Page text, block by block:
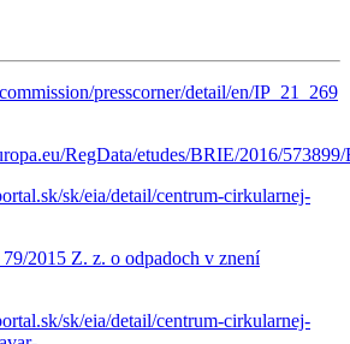
presscorner/detail/en/IP_21_269
RegData/etudes/BRIE/2016/
sk/eia/detail/centrum-cirkularnej-
2015 Z. z. o odpadoch v znení
sk/eia/detail/centrum-cirkularnej-